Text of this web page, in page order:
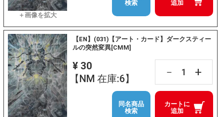
追加
検索
【EN】(031)【アート・カード】ダークスティー
ルの突然変異[CMM]
¥ 30
【NM 在庫:6】
－ +
カートに
追加
同名商品
検索